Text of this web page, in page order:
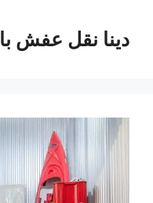
المحتوىدينا نقل عفش